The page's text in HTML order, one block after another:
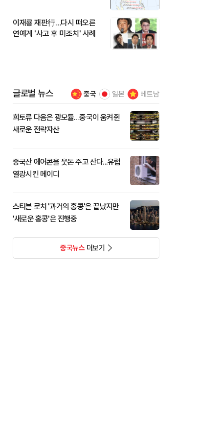
이재룡 재판行…다시 떠오른
연예계 '사고 후 미조치' 사례
글로벌 뉴스 중국 일본 베트남
희토류 다음은 광모듈…중국이 움켜쥔
새로운 전략자산
중국산 에어콘을 웃돈 주고 산다...유럽
열광시킨 메이디
스티븐 로치 '과거의 홍콩'은 끝났지만
'새로운 홍콩'은 진행중
중국뉴스더보기